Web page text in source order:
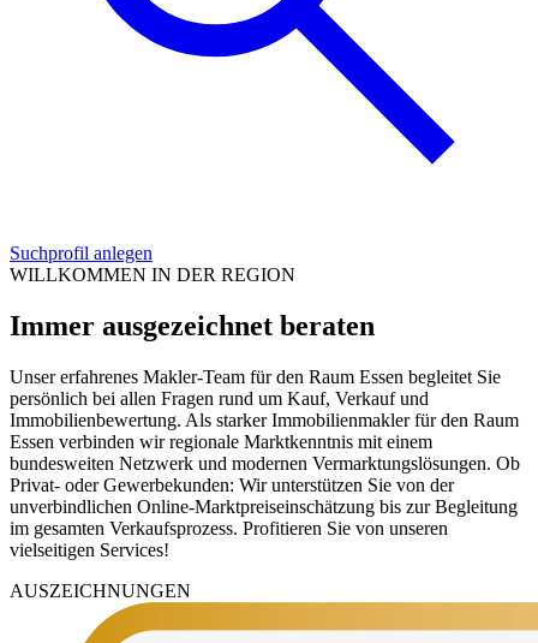
Suchprofil anlegen
WILLKOMMEN IN DER REGION
Immer ausgezeichnet beraten
Unser erfahrenes Makler-Team für den Raum Essen begleitet Sie
persönlich bei allen Fragen rund um Kauf, Verkauf und
Immobilienbewertung. Als starker Immobilienmakler für den Raum
Essen verbinden wir regionale Marktkenntnis mit einem
bundesweiten Netzwerk und modernen Vermarktungslösungen. Ob
Privat- oder Gewerbekunden: Wir unterstützen Sie von der
unverbindlichen Online-Marktpreiseinschätzung bis zur Begleitung
im gesamten Verkaufsprozess. Profitieren Sie von unseren
vielseitigen Services!
AUSZEICHNUNGEN